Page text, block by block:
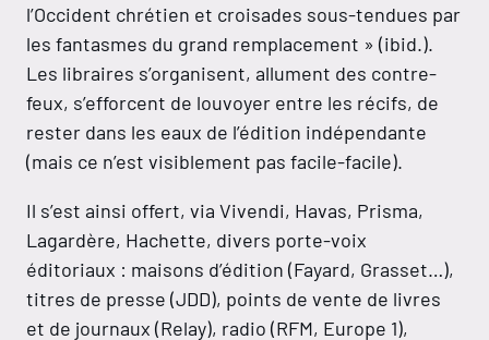
l’Occident chrétien et croisades sous-tendues par
les fantasmes du grand remplacement » (ibid.).
Les libraires s’organisent, allument des contre-
feux, s’efforcent de louvoyer entre les récifs, de
rester dans les eaux de l’édition indépendante
(mais ce n’est visiblement pas facile-facile).
Il s’est ainsi offert, via Vivendi, Havas, Prisma,
Lagardère, Hachette, divers porte-voix
éditoriaux : maisons d’édition (Fayard, Grasset…),
titres de presse (JDD), points de vente de livres
et de journaux (Relay), radio (RFM, Europe 1),